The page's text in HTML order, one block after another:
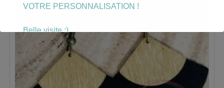
VOTRE PERSONNALISATION !
Belle visite :)